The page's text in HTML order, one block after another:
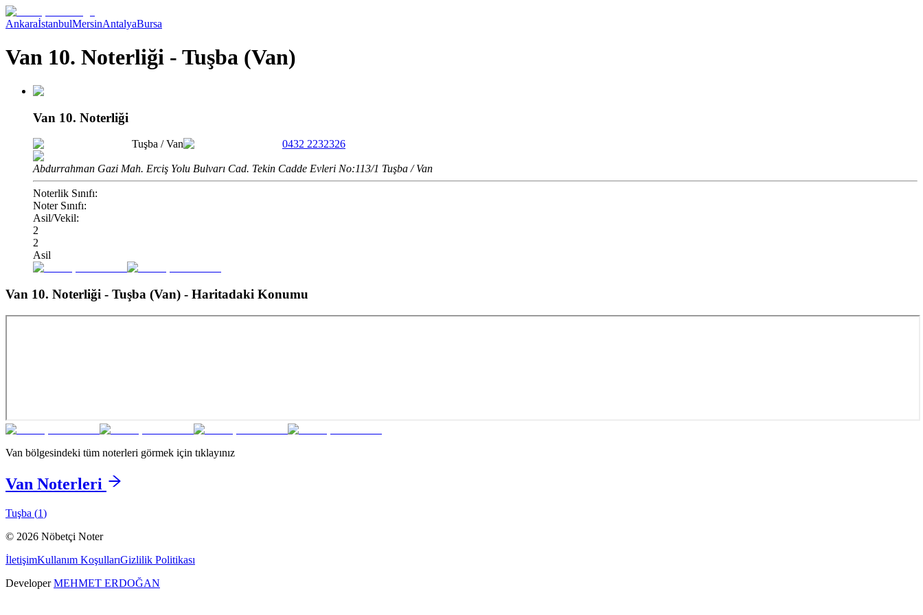
AnkaraİstanbulMersinAntalyaBursa
Van 10. Noterliği - Tuşba (Van)
Van 10. Noterliği
Tuşba /Van 0432 2232326
Abdurrahman Gazi Mah. Erciş Yolu Bulvarı Cad. Tekin Cadde Evleri No:113/1 Tuşba / Van
Noterlik Sınıfı:
Noter Sınıfı:
Asil/Vekil:
2
2
Asil
Van 10. Noterliği - Tuşba (Van) - Haritadaki Konumu
Van bölgesindeki tüm noterleri görmek için tıklayınız
Van Noterleri
Tuşba (1)
© 2026 Nöbetçi Noter
İletişimKullanım KoşullarıGizlilik Politikası
DeveloperMEHMET ERDOĞAN